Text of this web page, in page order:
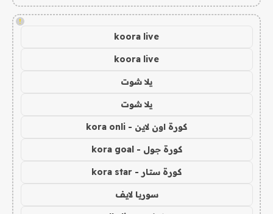
!
koora live
koora live
يلا شوت
يلا شوت
كورة اون لاين - kora onli
كورة جول - kora goal
كورة ستار - kora star
سوريا لايف